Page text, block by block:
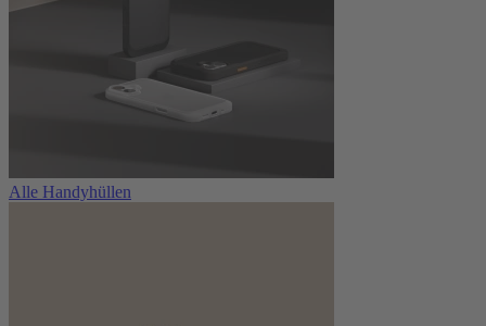
Alle Handyhüllen